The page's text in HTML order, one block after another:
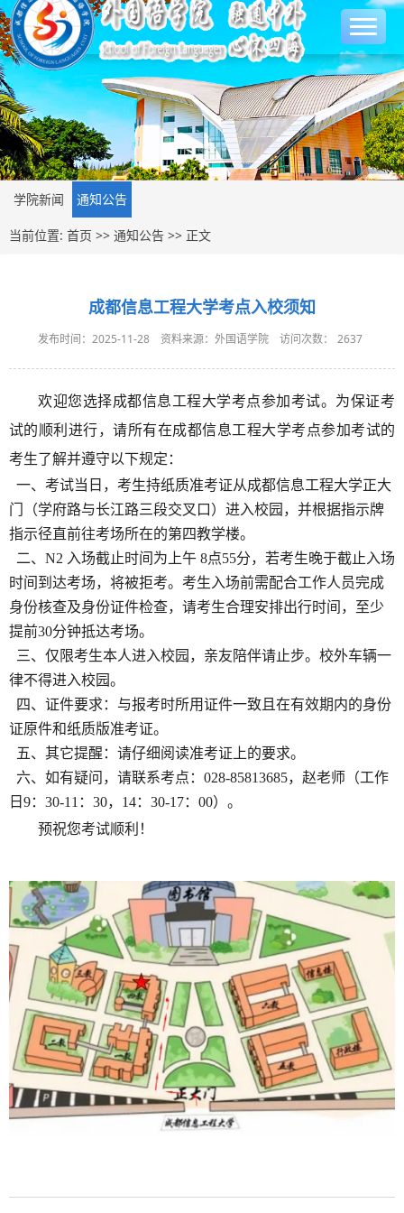
学院新闻 通知公告
当前位置: 首页 >> 通知公告 >> 正文
成都信息工程大学考点入校须知
发布时间：2025-11-28 资料来源：外国语学院 访问次数： 2637
欢迎您选择成都信息工程大学考点参加考试。 为保证考
试的顺利进行，请所有在成都信息工程大学考点参加考试的
考生了解并遵守以下规定：
一、考试当日， 考生持纸质准考证从成都信息工程大学正大
门（学府路与长江路三段交叉口）进入校园， 并根据指示牌
指示径直前往考场所在的第四教学楼。
二、N2 入场截止时间 为上午 8点55分， 若考生晚于截止 入场
时间到达考场， 将被拒考。 考生入场前需配合工作人员完成
身份核查及身份证件检查， 请考生合理安排出行时间 ， 至少
提前30分钟抵达考场。
三、仅限考生本人进入校园，亲友陪伴请止步。校外车辆一
律不得进入校园。
四、证件要求：与报考时所用证件一致且在有效期内的身份
证原件和纸质版准考证。
五、其它提醒：请仔细阅读准考证上的要求。
六、 如有疑问，请联系考点 ： 028-85813685， 赵老师（工作
日 9：30-11：30，14：30-17：00）。
预祝您考试顺利！